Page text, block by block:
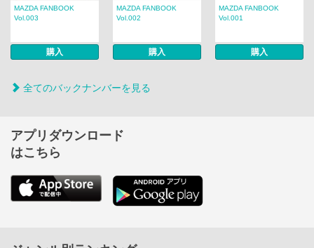
MAZDA FANBOOK
Vol.003
購入
MAZDA FANBOOK
Vol.002
購入
MAZDA FANBOOK
Vol.001
購入
全てのバックナンバーを見る
アプリダウンロード
はこちら